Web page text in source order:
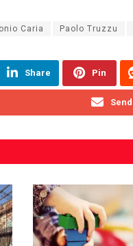
Caria Paolo Truzzu
Share Pin
Send